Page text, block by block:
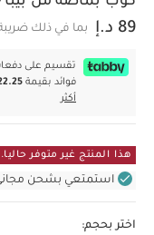
89 د.إ بما في ذلك
فوائد بقيمة
أكثر
هذا المنتج غير متوفر حاليا.
استمتعي بشحن مجاني
اختر بحجم: